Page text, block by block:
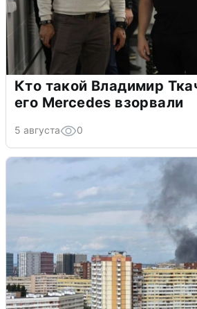
Кто такой Владимир
его Mercedes взорвали
5 августа 0